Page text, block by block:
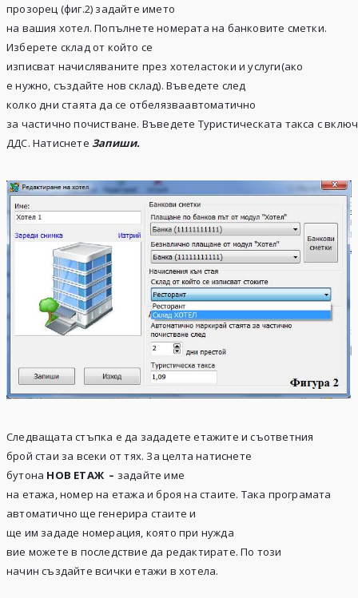
прозорец (фиг.2) задайте името
на вашия хотел. Попълнете номерата на банковите сметки.
Изберете склад от който се
изписват начисляваните през хотеластоки и услуги(ако
е нужно, създайте нов склад). Въведете след
колко дни стаята да се отбелязваавтоматично
за частично почистване. Въведете Туристическата такса с
ДДС. Натиснете Запиши.
Следващата стъпка е да зададете етажите и съответния
брой стаи за всеки от тях. За целта натиснете
бутона НОВ ЕТАЖ – задайте име
на етажа,номер на етажа иброя настаите. Така програмата
автоматично ще генерира стаите и
ще им зададе номерация, която при нужда
вие можете в последствие да редактирате. По този
начинсъздайте всичкиетажи вхотела.